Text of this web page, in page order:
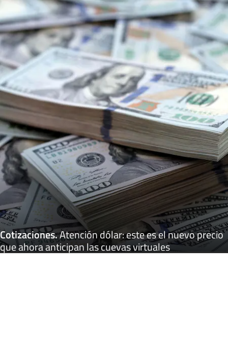
Cotizaciones.Atención dólar: este es el nuevo precio
que ahora anticipan las cuevas virtuales